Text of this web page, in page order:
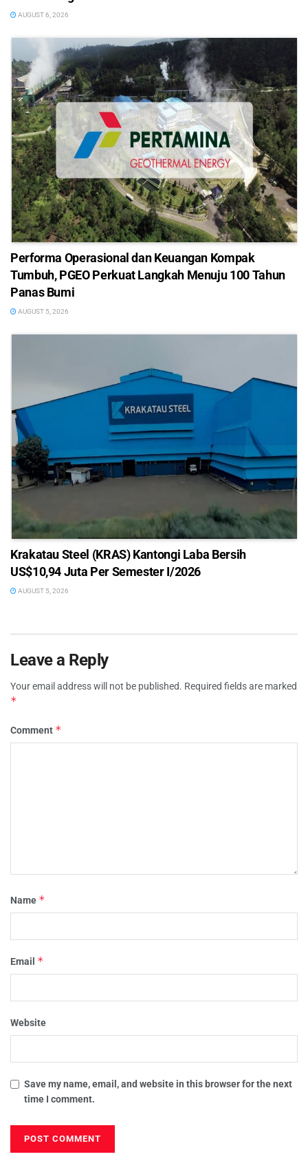
AUGUST 6, 2026
Performa Operasional dan Keuangan Kompak
Tumbuh, PGEO Perkuat Langkah Menuju 100 Tahun
Panas Bumi
AUGUST 5, 2026
Krakatau Steel (KRAS) Kantongi Laba Bersih
US$10,94 Juta Per Semester I/2026
AUGUST 5, 2026
Leave a Reply
Your email address will not be published. Required fields are marked
*
Comment *
Name *
Email *
Website
Save my name, email, and website in this browser for the next
time I comment.